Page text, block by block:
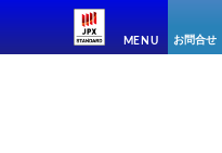
MENU お問合せ